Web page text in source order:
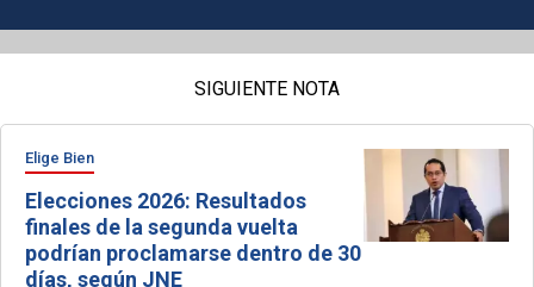
SIGUIENTE NOTA
Elige Bien
Elecciones 2026: Resultados
finales de la segunda vuelta
podrían proclamarse dentro de 30
días, según JNE